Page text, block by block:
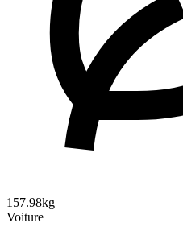
157.98kg
Voiture